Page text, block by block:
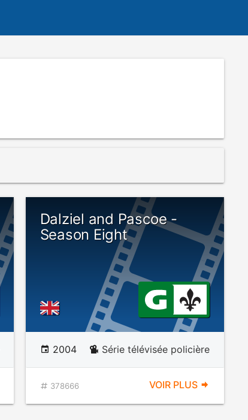
Dalziel and Pascoe -
Season Eight
2004 Série télévisée policière
378666 VOIR PLUS